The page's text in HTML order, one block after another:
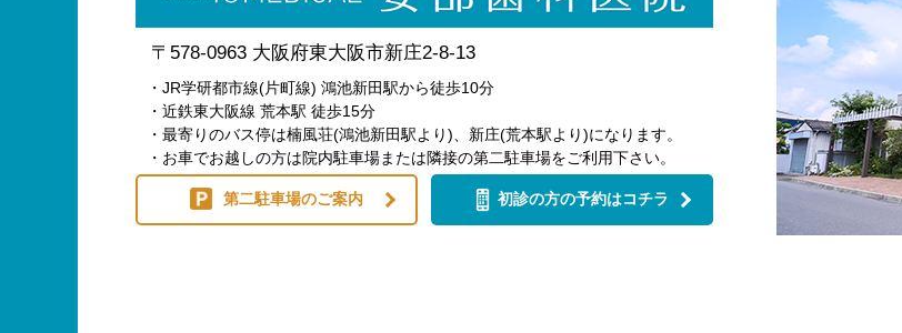
〒578-0963 大阪府東大阪市新庄2-8-13
・JR学研都市線(片町線) 鴻池新田駅から徒歩10分
・近鉄東大阪線 荒本駅 徒歩15分
・最寄りのバス停は楠風荘(鴻池新田駅より)、新庄(荒本駅より)になります。
・お車でお越しの方は院内駐車場または隣接の第二駐車場をご利用下さい。
第二駐車場のご案内 初診の方の予約はコチラ